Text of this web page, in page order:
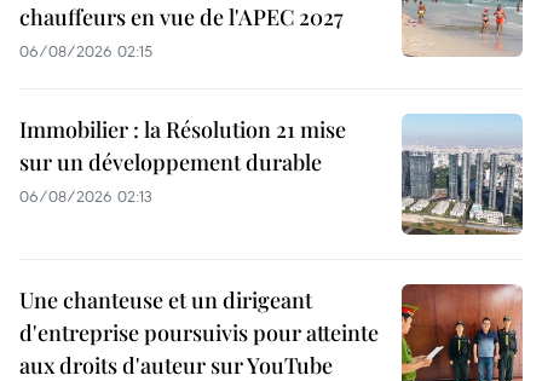
chauffeurs en vue de l'APEC 2027
06/08/2026 02:15
Immobilier : la Résolution 21 mise
sur un développement durable
06/08/2026 02:13
Une chanteuse et un dirigeant
d'entreprise poursuivis pour atteinte
aux droits d'auteur sur YouTube